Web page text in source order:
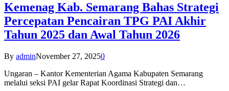
Kemenag Kab. Semarang Bahas Strategi
Percepatan Pencairan TPG PAI Akhir
Tahun 2025 dan Awal Tahun 2026
By adminNovember 27, 20250
Ungaran – Kantor Kementerian Agama Kabupaten Semarang
melalui seksi PAI gelar Rapat Koordinasi Strategi dan…